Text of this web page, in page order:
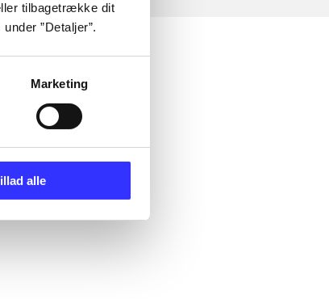
tilbagetrække dit
”Detaljer”.
Marketing
alle